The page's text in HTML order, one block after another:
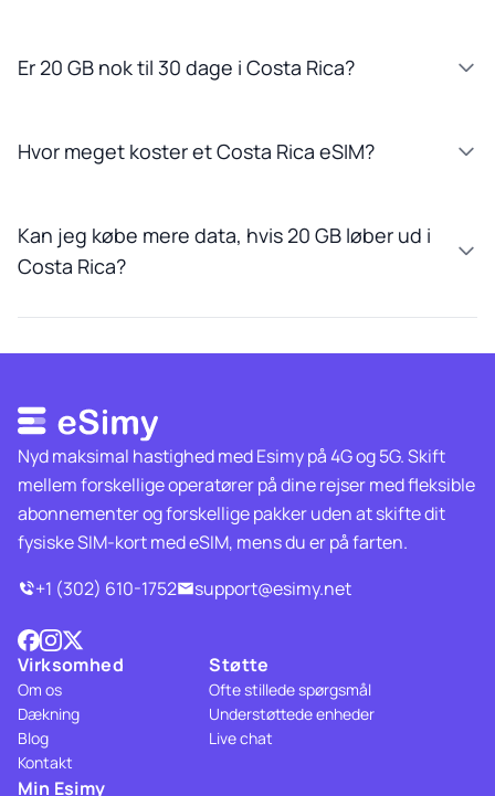
Er 20 GB nok til 30 dage i Costa Rica?
Hvor meget koster et Costa Rica eSIM?
Kan jeg købe mere data, hvis 20 GB løber ud i
Costa Rica?
Nyd maksimal hastighed med Esimy på 4G og 5G. Skift
mellem forskellige operatører på dine rejser med fleksible
abonnementer og forskellige pakker uden at skifte dit
fysiske SIM-kort med eSIM, mens du er på farten.
+1 (302) 610-1752
support@esimy.net
Virksomhed
Om os
Dækning
Blog
Kontakt
Støtte
Ofte stillede spørgsmål
Understøttede enheder
Live chat
Min Esimy